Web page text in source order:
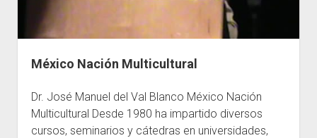
México Nación Multicultural
Dr. José Manuel del Val Blanco México Nación
Multicultural Desde 1980 ha impartido diversos
cursos, seminarios y cátedras en universidades,